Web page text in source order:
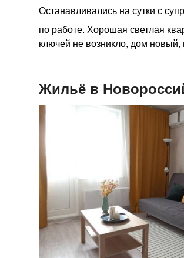
Останавливались на сутки с
по работе. Хорошая светлая
ключей не возникло, дом
Жильё в